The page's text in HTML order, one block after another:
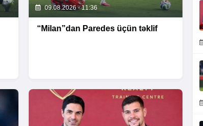
09.08.2026 - 11:36
“Milan”dan Paredes üçün təklif